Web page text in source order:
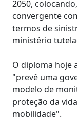
2050,
convergente
termos de
ministério
O diploma hoje
"prevê uma
modelo de
proteção da
mobilidade".